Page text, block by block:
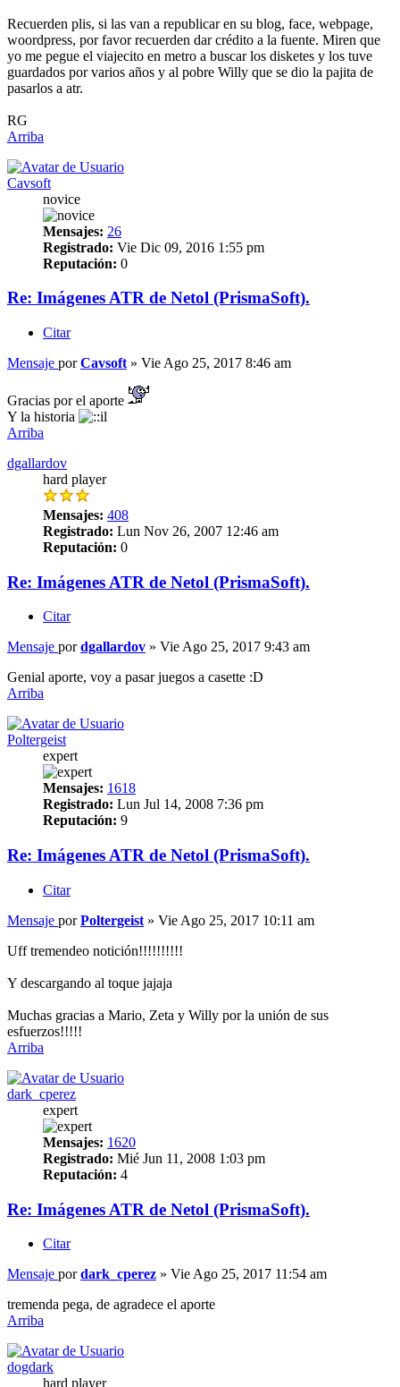
Recuerden plis, si las van a republicar en su blog, face, webpage,
woordpress, por favor recuerden dar crédito a la fuente. Miren que
yo me pegue el viajecito en metro a buscar los disketes y los tuve
guardados por varios años y al pobre Willy que se dio la pajita de
pasarlos a atr.
RG
Arriba
Cavsoft
novice
Mensajes: 26
Registrado: Vie Dic 09, 2016 1:55 pm
Reputación: 0
Re: Imágenes ATR de Netol (PrismaSoft).
Citar
Mensaje porCavsoft » Vie Ago 25, 2017 8:46 am
Gracias por el aporte
Y la historia
Arriba
dgallardov
hard player
Mensajes: 408
Registrado: Lun Nov 26, 2007 12:46 am
Reputación: 0
Re: Imágenes ATR de Netol (PrismaSoft).
Citar
Mensaje pordgallardov » Vie Ago 25, 2017 9:43 am
Genial aporte, voy a pasar juegos a casette :D
Arriba
Poltergeist
expert
Mensajes: 1618
Registrado: Lun Jul 14, 2008 7:36 pm
Reputación: 9
Re: Imágenes ATR de Netol (PrismaSoft).
Citar
Mensaje porPoltergeist » Vie Ago 25, 2017 10:11 am
Uff tremendeo notición!!!!!!!!!!
Y descargando al toque jajaja
Muchas gracias a Mario, Zeta y Willy por la unión de sus
esfuerzos!!!!!
Arriba
dark_cperez
expert
Mensajes: 1620
Registrado: Mié Jun 11, 2008 1:03 pm
Reputación: 4
Re: Imágenes ATR de Netol (PrismaSoft).
Citar
Mensaje pordark_cperez » Vie Ago 25, 2017 11:54 am
tremenda pega, de agradece el aporte
Arriba
dogdark
hard player